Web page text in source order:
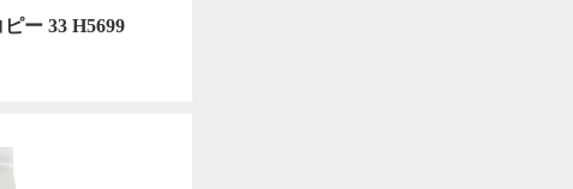
ー 33 H5699